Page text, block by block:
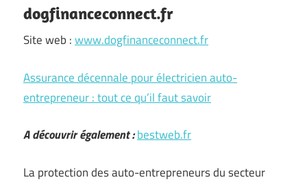
dogfinanceconnect.fr
Site web :www.dogfinanceconnect.fr
Assurance décennale pour électricien auto-
entrepreneur : tout ce qu’il faut savoir
A découvrir également :bestweb.fr
La protection des auto-entrepreneurs du secteur